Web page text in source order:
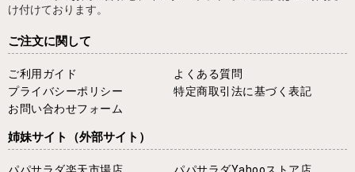
け付けております。
ご注文に関して
ご利用ガイド
よくある質問
プライバシーポリシー
特定商取引法に基づく表記
お問い合わせフォーム
姉妹サイト （外部サイト）
パパサラダ楽天市場店
パパサラダYahooストア店